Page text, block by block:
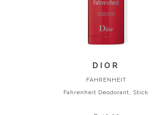
DIOR
FAHRENHEIT
Fahrenheit Deodorant, Stick